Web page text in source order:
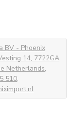
BV - Phoenix
14, 7722GA
Netherlands,
510,